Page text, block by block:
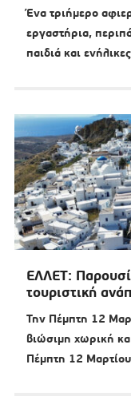
Ένα τριήμερο
εργαστήρια,
παιδιά και
ΕΛΛΕΤ:
τουριστική
Την Πέμπτη 12
βιώσιμη χωρική
Πέμπτη 12 Μαρτίου